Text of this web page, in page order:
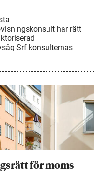
har rätt
Srf konsulternas
för moms